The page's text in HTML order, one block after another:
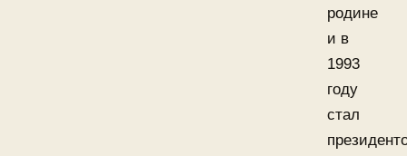
родине
и в
1993
году
стал